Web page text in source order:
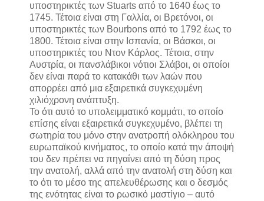
υποστηρικτές των Stuarts από το 1640 έως το
1745. Τέτοια είναι στη Γαλλία, οι Βρετόνοι, οι
υποστηρικτές των Bourbons από το 1792 έως το
1800. Τέτοια είναι στην Ισπανία, οι Βάσκοι, οι
υποστηρικτές του Ντον Κάρλος. Τέτοια, στην
Αυστρία, οι πανσλάβικοι νότιοι Σλάβοι, οι οποίοι
δεν είναι παρά το κατακάθι των λαών που
απορρέει από μια εξαιρετικά συγκεχυμένη
χιλιόχρονη ανάπτυξη.
Το ότι αυτό το υπολειμματικό κομμάτι, το οποίο
επίσης είναι εξαιρετικά συγκεχυμένο, βλέπει τη
σωτηρία του μόνο στην ανατροπή ολόκληρου του
ευρωπαϊκού κινήματος, το οποίο κατά την άποψή
του δεν πρέπει να πηγαίνει από τη δύση προς
την ανατολή, αλλά από την ανατολή στη δύση και
το ότι το μέσο της απελευθέρωσης και ο δεσμός
της ενότητας είναι το ρωσικό μαστίγιο – αυτό